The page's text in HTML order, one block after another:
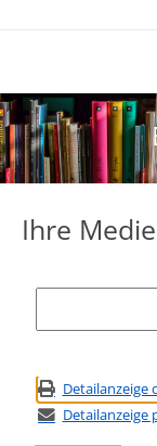
Ihre
Detailanzeige
Detailanzeige